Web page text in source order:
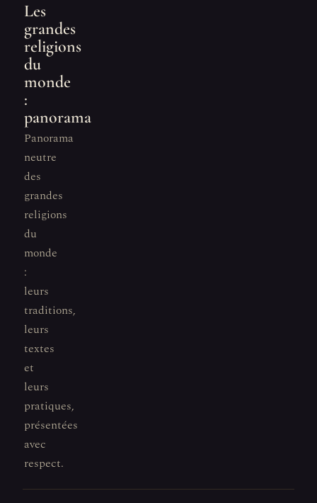
Les
grandes
religions
du
monde
:
panorama
Panorama
neutre
des
grandes
religions
du
monde
:
leurs
traditions,
leurs
textes
et
leurs
pratiques,
présentées
avec
respect.